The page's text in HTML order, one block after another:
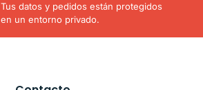
Tus datos y pedidos están protegidos
en un entorno privado.